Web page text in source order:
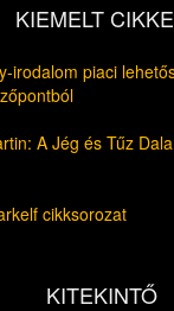
KIEMELT
irodalom piaci
A Jég és Tűz
cikksorozat
KITEKINTŐ